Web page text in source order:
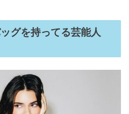
グを持ってる芸能人